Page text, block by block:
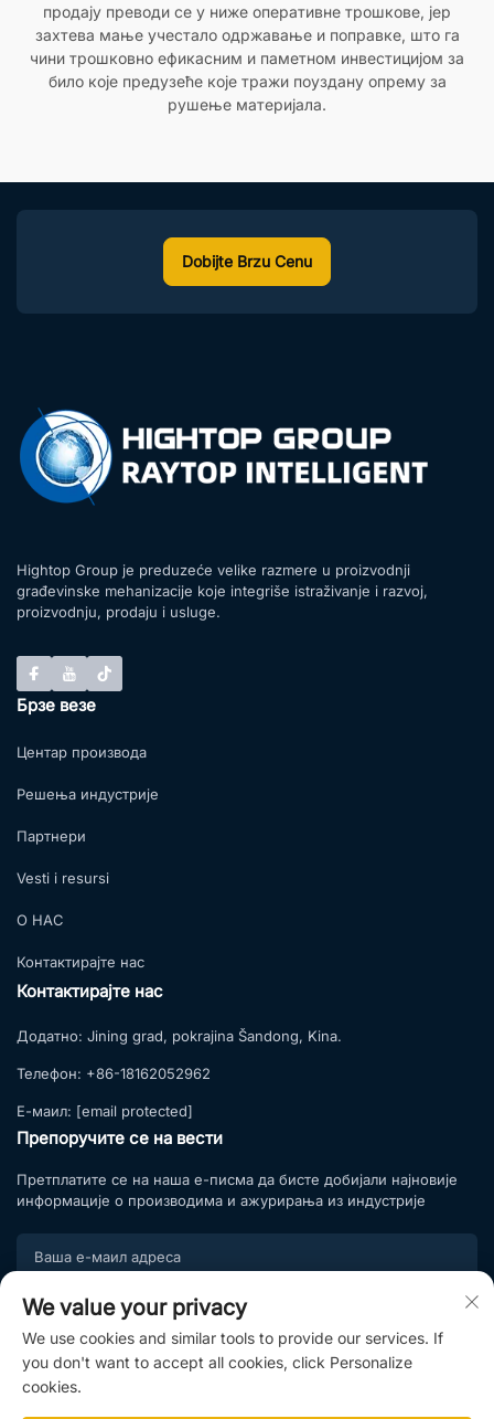
продају преводи се у ниже оперативне трошкове, јер
захтева мање учестало одржавање и поправке, што га
чини трошковно ефикасним и паметном инвестицијом за
било које предузеће које тражи поуздану опрему за
рушење материјала.
Dobijte Brzu Cenu
Hightop Group je preduzeće velike razmere u proizvodnji
građevinske mehanizacije koje integriše istraživanje i razvoj,
proizvodnju, prodaju i usluge.
Брзе везе
Центар производа
Решења индустрије
Партнери
Vesti i resursi
О НАС
Контактирајте нас
Контактирајте нас
Додатно: Jining grad, pokrajina Šandong, Kina.
Телефон: +86-18162052962
Е-маил: [email protected]
Препоручите се на вести
Претплатите се на наша е-писма да бисте добијали најновије
информације о производима и ажурирања из индустрије
Подпишите се
Придружите се нашој листи претплате и уживајте у
ексклузивним понудама и стручним саветима.
We value your privacy
We use cookies and similar tools to provide our services. If
you don't want to accept all cookies, click Personalize
cookies.